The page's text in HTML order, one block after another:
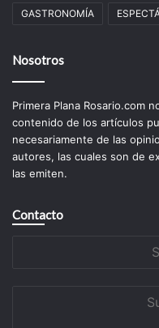
GASTRONOMÍA
Nosotros
Primera Plana Rosario.com
contenido de los artículos
necesariamente de las
autores, las cuales son de
las emiten.
Contacto